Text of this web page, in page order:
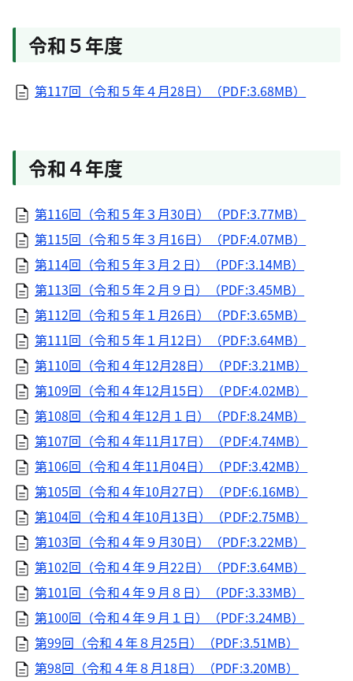
令和５年度
第117回（令和５年４月28日）（PDF:3.68MB）
令和４年度
第116回（令和５年３月30日）（PDF:3.77MB）
第115回（令和５年３月16日）（PDF:4.07MB）
第114回（令和５年３月２日）（PDF:3.14MB）
第113回（令和５年２月９日）（PDF:3.45MB）
第112回（令和５年１月26日）（PDF:3.65MB）
第111回（令和５年１月12日）（PDF:3.64MB）
第110回（令和４年12月28日）（PDF:3.21MB）
第109回（令和４年12月15日）（PDF:4.02MB）
第108回（令和４年12月１日）（PDF:8.24MB）
第107回（令和４年11月17日）（PDF:4.74MB）
第106回（令和４年11月04日）（PDF:3.42MB）
第105回（令和４年10月27日）（PDF:6.16MB）
第104回（令和４年10月13日）（PDF:2.75MB）
第103回（令和４年９月30日）（PDF:3.22MB）
第102回（令和４年９月22日）（PDF:3.64MB）
第101回（令和４年９月８日）（PDF:3.33MB）
第100回（令和４年９月１日）（PDF:3.24MB）
第99回（令和４年８月25日）（PDF:3.51MB）
第98回（令和４年８月18日）（PDF:3.20MB）